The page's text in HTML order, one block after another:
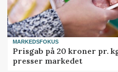
MARKEDSFOKUS
Prisgab på 20 kroner pr.
presser markedet